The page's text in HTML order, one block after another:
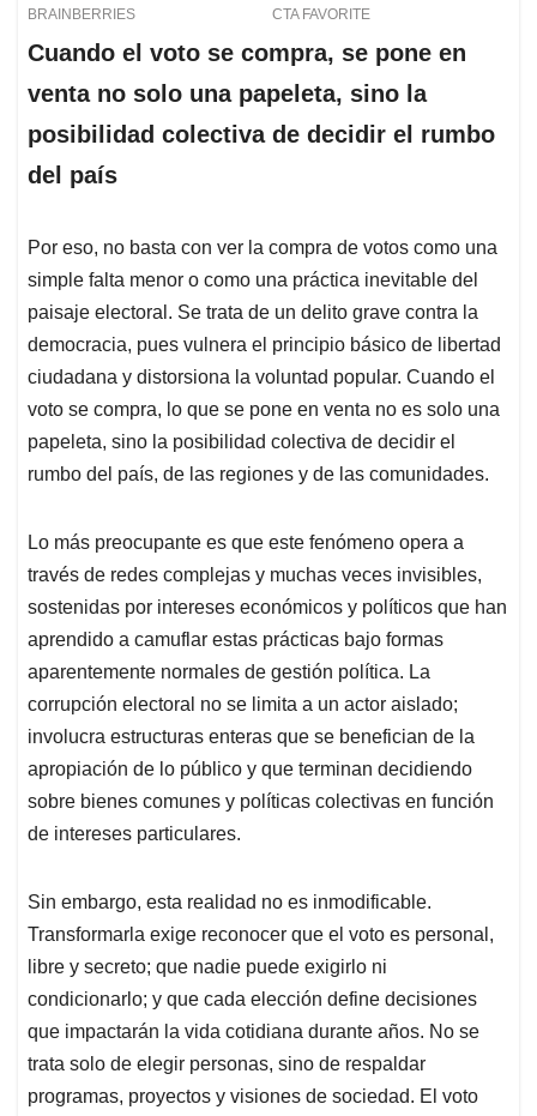
Cuando el voto se compra, se pone en
venta no solo una papeleta, sino la
posibilidad colectiva de decidir el rumbo
del país
Por eso, no basta con ver la compra de votos como una
simple falta menor o como una práctica inevitable del
paisaje electoral. Se trata de un delito grave contra la
democracia, pues vulnera el principio básico de libertad
ciudadana y distorsiona la voluntad popular. Cuando el
voto se compra, lo que se pone en venta no es solo una
papeleta, sino la posibilidad colectiva de decidir el
rumbo del país, de las regiones y de las comunidades.
Lo más preocupante es que este fenómeno opera a
través de redes complejas y muchas veces invisibles,
sostenidas por intereses económicos y políticos que han
aprendido a camuflar estas prácticas bajo formas
aparentemente normales de gestión política. La
corrupción electoral no se limita a un actor aislado;
involucra estructuras enteras que se benefician de la
apropiación de lo público y que terminan decidiendo
sobre bienes comunes y políticas colectivas en función
de intereses particulares.
Sin embargo, esta realidad no es inmodificable.
Transformarla exige reconocer que el voto es personal,
libre y secreto; que nadie puede exigirlo ni
condicionarlo; y que cada elección define decisiones
que impactarán la vida cotidiana durante años. No se
trata solo de elegir personas, sino de respaldar
programas, proyectos y visiones de sociedad. El voto